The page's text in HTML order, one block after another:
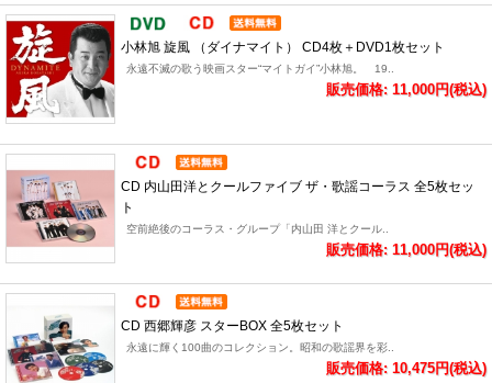
小林旭 旋風 （ダイナマイト） CD4枚＋DVD1枚セット
永遠不滅の歌う映画スター“マイトガイ”小林旭。 19..
販売価格: 11,000円(税込)
CD 内山田洋とクールファイブ ザ・歌謡コーラス 全5枚セッ
ト
空前絶後のコーラス・グループ「内山田 洋とクール..
販売価格: 11,000円(税込)
CD 西郷輝彦 スターBOX 全5枚セット
永遠に輝く100曲のコレクション。昭和の歌謡界を彩..
販売価格: 10,475円(税込)